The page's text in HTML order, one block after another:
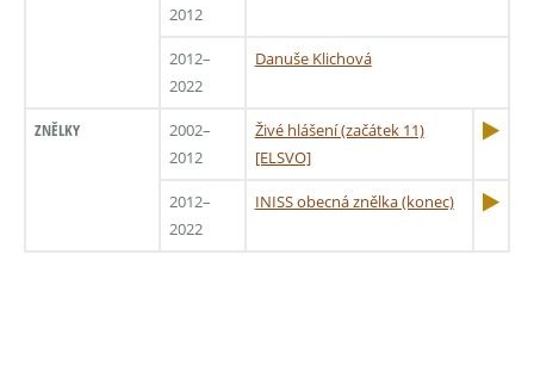
2012
2012–
2022
Danuše Klichová
ZNĚLKY
2002–
2012
Živé hlášení (začátek 11)
[ELSVO]
2012–
2022
INISS obecná znělka (konec)